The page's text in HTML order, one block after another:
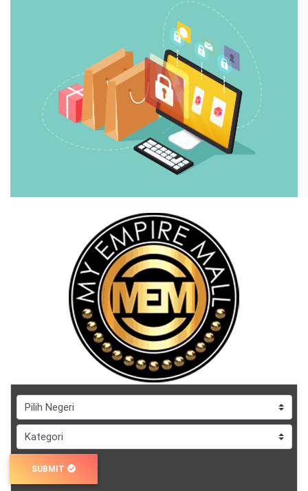
SUBMIT
KECANTIKAN(7)
PENDIDIKAN(19)
TUDUNG(0)
ARTIKEL(14)
PEMBORONG(2)